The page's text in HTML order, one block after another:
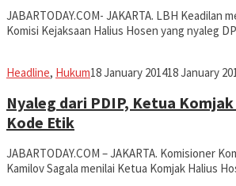
JABARTODAY.COM- JAKARTA. LBH Keadilan
Komisi Kejaksaan Halius Hosen yang nyaleg
Headline, Hukumfahruszf
18 January 201418 January
Nyaleg dari PDIP, Ketua
Kode Etik
JABARTODAY.COM – JAKARTA. Komisioner
Kamilov Sagala menilai Ketua Komjak Halius